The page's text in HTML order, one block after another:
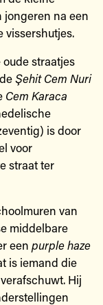
jongeren na een
vissershutjes.
straatjes
Şehit Cem Nuri
Cem Karaca
is door
voor
straat ter
van
middelbare
een purple haze
is iemand die
Hij